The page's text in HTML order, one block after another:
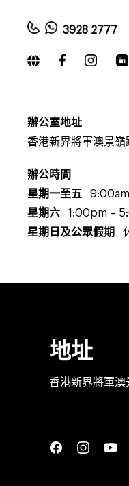
3928
辦公室地址
香港新界將軍澳景嶺
辦公時間
星期一至五
星期六
1:00pm –
星期日及公眾假期
地址
香港新界將軍澳